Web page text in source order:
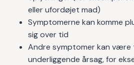
eller ufordøjet mad)
Symptomerne kan komme
sig over tid
Andre symptomer kan være
underliggende årsag, for